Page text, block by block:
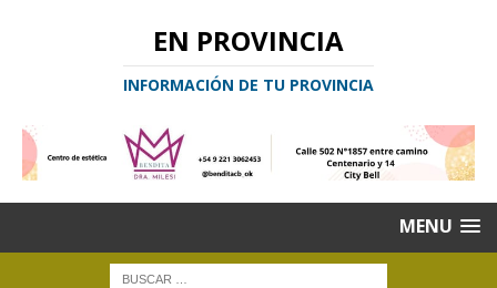
EN PROVINCIA
INFORMACIÓN DE TU PROVINCIA
MENU